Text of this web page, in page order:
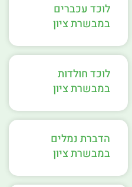
לוכד עכברים
במבשרת ציון
לוכד חולדות
במבשרת ציון
הדברת נמלים
במבשרת ציון